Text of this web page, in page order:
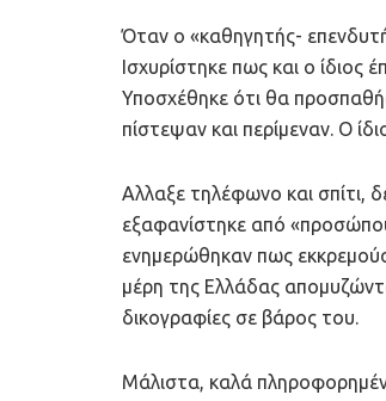
Όταν ο «καθηγητής-
Ισχυρίστηκε πως και ο ίδιος
Υποσχέθηκε ότι θα
πίστεψαν και περίμεναν. Ο
Αλλαξε τηλέφωνο και σπίτι,
εξαφανίστηκε από
ενημερώθηκαν πως
μέρη της Ελλάδας
δικογραφίες σε βάρος του.
Μάλιστα, καλά